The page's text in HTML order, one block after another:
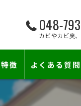
048-
カビやカビ臭
徴 よくある質問